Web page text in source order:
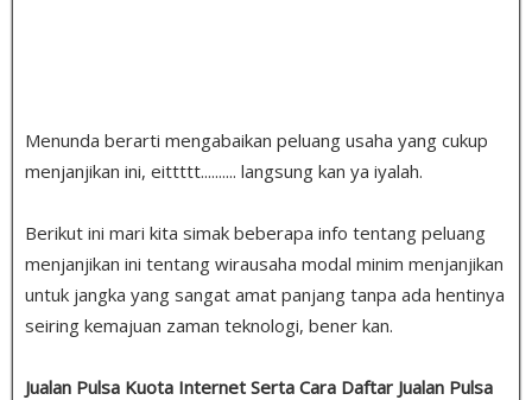
Menunda berarti mengabaikan peluang usaha yang cukup
menjanjikan ini, eittttt.......... langsung kan ya iyalah.
Berikut ini mari kita simak beberapa info tentang peluang
menjanjikan ini tentang wirausaha modal minim menjanjikan
untuk jangka yang sangat amat panjang tanpa ada hentinya
seiring kemajuan zaman teknologi, bener kan.
Jualan Pulsa Kuota Internet Serta Cara Daftar Jualan Pulsa